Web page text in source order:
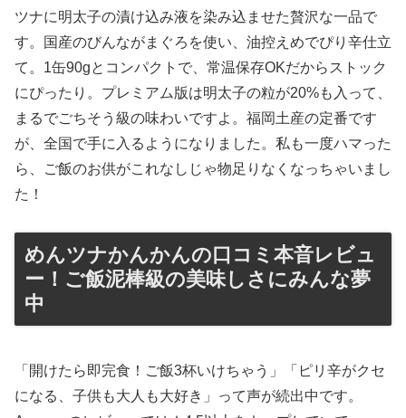
ツナに明太子の漬け込み液を染み込ませた贅沢な一品で
す。国産のびんながまぐろを使い、油控えめでぴり辛仕立
て。1缶90gとコンパクトで、常温保存OKだからストック
にぴったり。プレミアム版は明太子の粒が20%も入って、
まるでごちそう級の味わいですよ。福岡土産の定番です
が、全国で手に入るようになりました。私も一度ハマった
ら、ご飯のお供がこれなしじゃ物足りなくなっちゃいまし
た！
めんツナかんかんの口コミ本音レビュ
ー！ご飯泥棒級の美味しさにみんな夢
中
「開けたら即完食！ご飯3杯いけちゃう」「ピリ辛がクセ
になる、子供も大人も大好き」って声が続出中です。